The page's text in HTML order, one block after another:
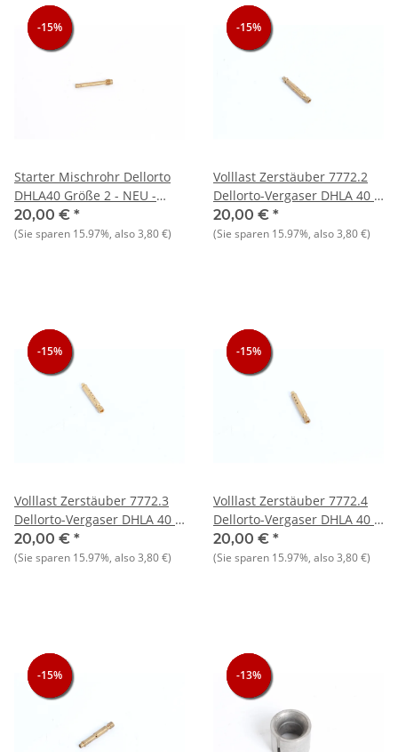
-15%
-15%
-15%
Starter Mischrohr Dellorto
DHLA40 Größe 2 - NEU -
Original
20,00 € *
(Sie sparen 15.97%, also3,80 €)
-15%
-15%
-15%
Volllast Zerstäuber 7772.2
Dellorto-Vergaser DHLA 40 -
NEU - Original
20,00 € *
(Sie sparen 15.97%, also3,80 €)
-15%
-15%
-15%
Volllast Zerstäuber 7772.3
Dellorto-Vergaser DHLA 40 -
NEU - Original
20,00 € *
(Sie sparen 15.97%, also3,80 €)
-15%
-15%
-15%
Volllast Zerstäuber 7772.4
Dellorto-Vergaser DHLA 40 -
NEU - Original
20,00 € *
(Sie sparen 15.97%, also3,80 €)
-15%
-15%
-15% -13%
-13%
-13%